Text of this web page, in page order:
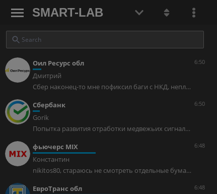
SMART-LAB
Оил Ресурс обл
Дмитрий
Сбер наконец-то мне пофиксил баги с НКД, неплохой такой плюс к основному росту нарисовался))
6:50
Сбербанк
Gorik
Попытка развития отработки медвежьих сигналов есть (как минимум хотя бы частичная отработка), будем смотреть далее.
6:50
фьючерс MIX
Константин
nikitos80, стараюсь не смотреть отдельные бумаги 🤭
6:48
ЕвроТранс обл
6:48